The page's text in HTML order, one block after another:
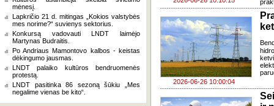
mėnesį.
Lapkričio 21 d. mitingas „Kokios valstybės
mes norime?“ suvienys sektorius.
Konkursą vadovauti LNDT laimėjo
Martynas Budraitis.
Po Andriaus Mamontovo kalbos - keistas
dėkingumo jausmas.
LNDT palaiko kultūros bendruomenės
protestą.
LNDT pasitinka 86 sezoną šūkiu „Mes
negalime vienas be kito“.
2026-06-26 10:00:04